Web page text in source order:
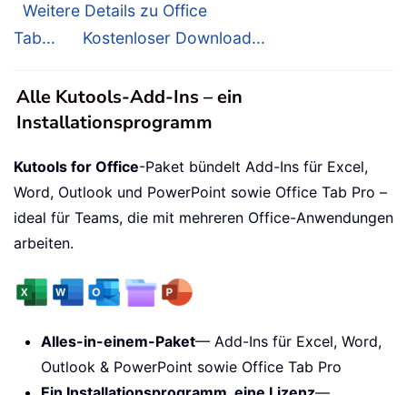
Weitere Details zu Office
Tab...
Kostenloser Download...
Alle Kutools-Add-Ins – ein
Installationsprogramm
Kutools for Office-Paket bündelt Add-Ins für Excel,
Word, Outlook und PowerPoint sowie Office Tab Pro –
ideal für Teams, die mit mehreren Office-Anwendungen
arbeiten.
Alles-in-einem-Paket— Add-Ins für Excel, Word,
Outlook & PowerPoint sowie Office Tab Pro